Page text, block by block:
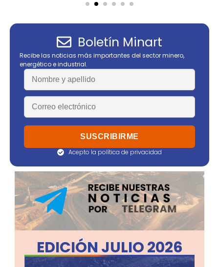
Boletín Minart
Recibe las noticias más importantes del sector minero,
energético e industrial.
Acepto la política de privacidad
EDICIÓN JULIO 2026